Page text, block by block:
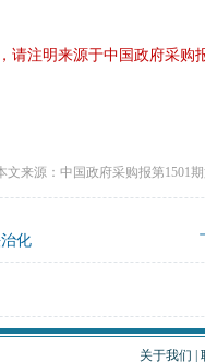
请注明来源于中国政府采购
文来源：中国政府采购报第1501
化
关于我们